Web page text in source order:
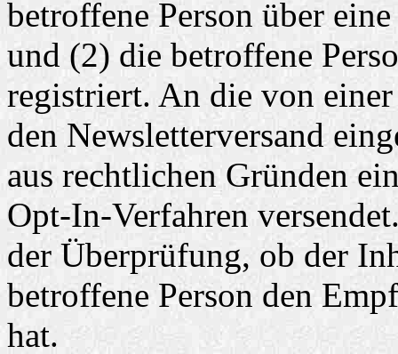
betroffene Person über
und (2) die betroffene
registriert. An die von
den Newsletterversand
aus rechtlichen Gründen
Opt-In-Verfahren
der Überprüfung, ob der
betroffene Person den
hat.